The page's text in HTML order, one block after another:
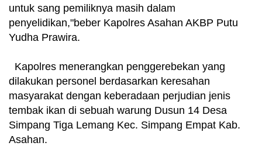
untuk sang pemiliknya masih dalam
penyelidikan,"beber Kapolres Asahan AKBP Putu
Yudha Prawira.
Kapolres menerangkan penggerebekan yang
dilakukan personel berdasarkan keresahan
masyarakat dengan keberadaan perjudian jenis
tembak ikan di sebuah warung Dusun 14 Desa
Simpang Tiga Lemang Kec. Simpang Empat Kab.
Asahan.